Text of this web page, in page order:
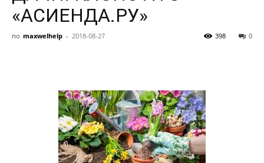
«АСИЕНДА.РУ»
по maxwelhelp - 2018-08-27 0
398